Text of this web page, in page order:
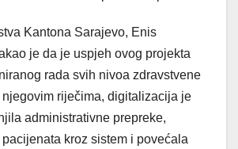
Kantona Sarajevo, Enis
je da je uspjeh ovog projekta
rada svih nivoa zdravstvene
njegovim riječima, digitalizacija je
administrativne prepreke,
kroz sistem i povećala